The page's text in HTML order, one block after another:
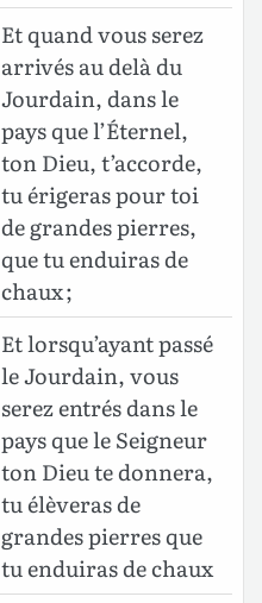
Et quand vous serez
arrivés au delà du
Jourdain, dans le
pays que l’Éternel,
ton Dieu, t’accorde,
tu érigeras pour toi
de grandes pierres,
que tu enduiras de
chaux ;
Et lorsqu’ayant passé
le Jourdain, vous
serez entrés dans le
pays que le Seigneur
ton Dieu te donnera,
tu élèveras de
grandes pierres que
tu enduiras de chaux